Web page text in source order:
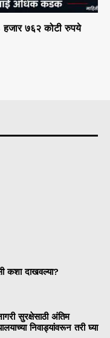
हजार ७६२ कोटी रुपये
कशा दाखवल्या?
सुरक्षेसाठी अंतिम
निवाड्यांवरून तरी घ्या